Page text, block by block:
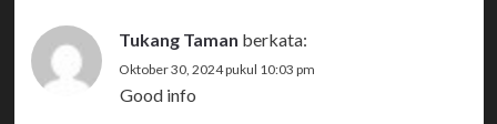
Tukang Taman berkata:
Oktober 30, 2024 pukul 10:03 pm
Good info